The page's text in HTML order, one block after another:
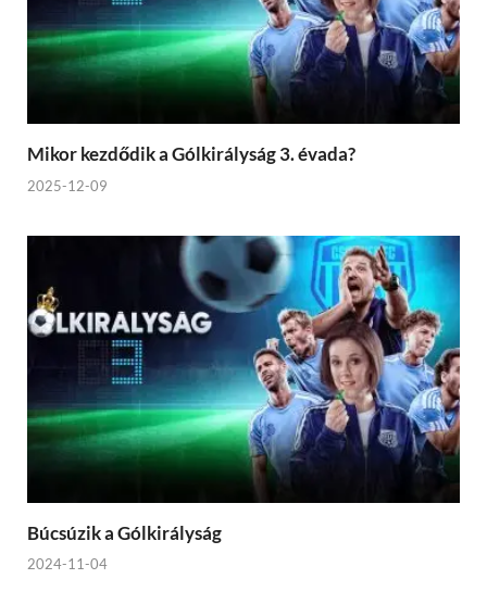
Mikor kezdődik a Gólkirályság 3. évada?
2025-12-09
Búcsúzik a Gólkirályság
2024-11-04